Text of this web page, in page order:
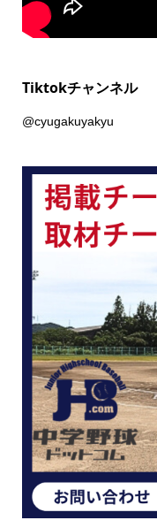
Tiktokチャンネル
@cyugakuyakyu